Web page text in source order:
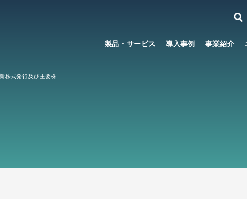
製品・サービス 導入事例 事業紹介
第三者割当による新株式発行及び主要株主の異動に関するお知らせ